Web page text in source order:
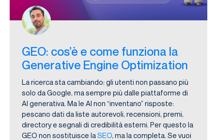
GEO: cos’è e come funziona la
Generative Engine Optimization
La ricerca sta cambiando: gli utenti non passano più
solo da Google, ma sempre più dalle piattaforme di
AI generativa. Ma le AI non “inventano” risposte:
pescano dati da liste autorevoli, recensioni, premi,
directory e segnali di credibilità esterni. Per questo la
GEO non sostituisce laSEO, ma la completa. Se vuoi